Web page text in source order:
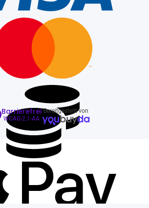
Barrierefrei
WCAG-2.1-AA
Bereitgestellt von